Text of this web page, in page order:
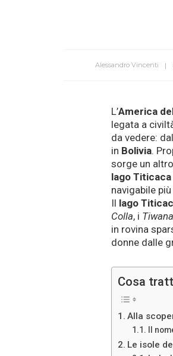
Alessandro Vincenti
L’America
legata a
da vedere:
in Bolivia.
sorge un
lago Titicaca
navigabile
Il lago
Colla, i
in rovina
donne dalle
Cosa
Alla
Il
Le isole